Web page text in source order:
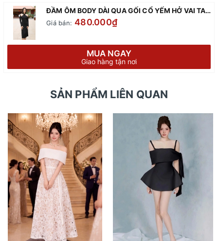
ĐẦM ÔM BODY DÀI QUA GỐI CỔ YẾM HỞ VAI TAY DÀI
Giá bán: 480.000₫
MUA NGAY
Giao hàng tận nơi
SẢN PHẨM LIÊN QUAN